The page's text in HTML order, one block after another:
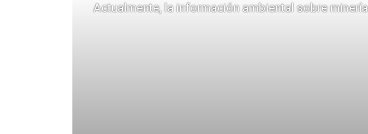
Actualmente, la información ambiental sobre